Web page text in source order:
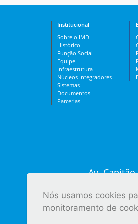
Nós usamos cookies
monitoramento de
Institucional
Sobre o IMD
Histórico
Função Social
Equipe
Infraestrutura
Núcleos Integradores
Sistemas
Documentos
Parcerias
Av.